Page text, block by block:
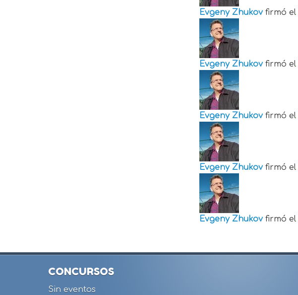
Evgeny Zhukov firmó el
Evgeny Zhukov firmó el
Evgeny Zhukov firmó el
Evgeny Zhukov firmó el
Evgeny Zhukov firmó el
CONCURSOS
Sin eventos